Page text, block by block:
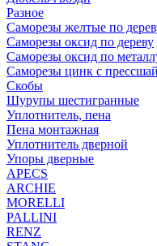
Разное
Саморезы желтые по
Саморезы оксид по дереву
Саморезы оксид по
Саморезы цинк с
Скобы
Шурупы шестигранные
Уплотнитель, пена
Пена монтажная
Уплотнитель дверной
Упоры дверные
APECS
ARCHIE
MORELLI
PALLINI
RENZ